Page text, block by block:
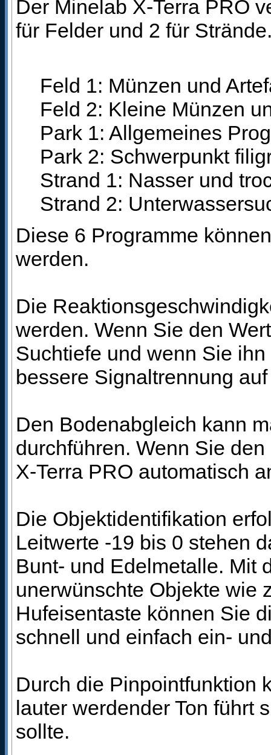
Der Minelab X-Terra PRO
für Felder und 2 für
Feld 1: Münzen und
Feld 2: Kleine Münzen
Park 1: Allgemeines
Park 2: Schwerpunkt
Strand 1: Nasser und
Strand 2:
Diese 6 Programme
werden.
Die
werden. Wenn Sie den
Suchtiefe und wenn Sie
bessere Signaltrennung
Den Bodenabgleich kann
durchführen. Wenn Sie
X-Terra PRO automatisch
Die Objektidentifikation
Leitwerte -19 bis 0 stehen
Bunt- und Edelmetalle. Mit
unerwünschte Objekte wie
Hufeisentaste können Sie
schnell und einfach ein-
Durch die Pinpointfunktion
lauter werdender Ton führt
sollte.